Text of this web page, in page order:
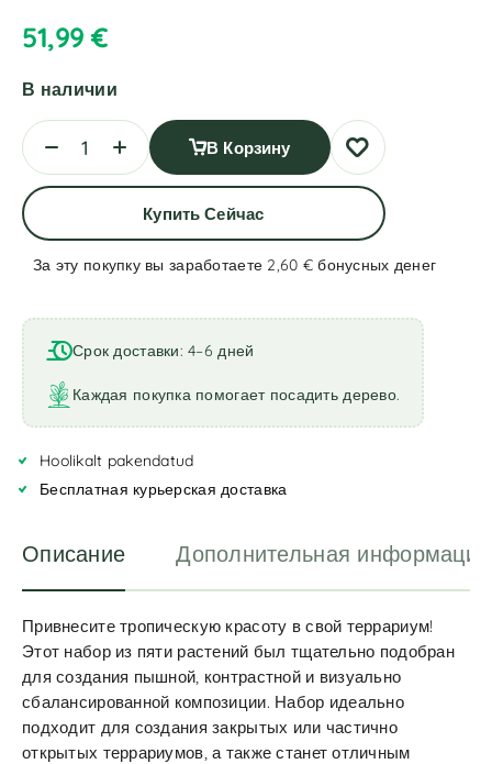
51,99€
В наличии
В Корзину
Купить Сейчас
За эту покупку вы заработаете 2,60 €бонусных денег
l
t
e
r
n
t
i
:
Срок доставки: 4–6 дней
Каждая покупка помогает посадить дерево.
Hoolikalt pakendatud
Бесплатная курьерская доставка
Описание Дополнительная информация
Привнесите тропическую красоту в свой террариум!
Этот набор из пяти растений был тщательно подобран
для создания пышной, контрастной и визуально
сбалансированной композиции. Набор идеально
подходит для создания закрытых или частично
открытых террариумов, а также станет отличным